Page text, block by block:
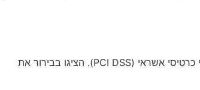
אבטחה היא גורם קריטי באתרי מסחר אלקטרוני. השתמשו בתעודת SSL כדי להצפין את המידע המועבר באתר. וודאו שאתם עומדים בתקני אבטחת נתוני כרטיסי אשראי (PCI DSS). הציגו בבירור את